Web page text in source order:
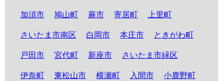
加須市 鳩山町 蕨市 寄居町 上里町
さいたま市南区 白岡市 本庄市 ときがわ町
戸田市 宮代町 新座市 さいたま市緑区
伊奈町 東松山市 横瀬町 入間市 小鹿野町